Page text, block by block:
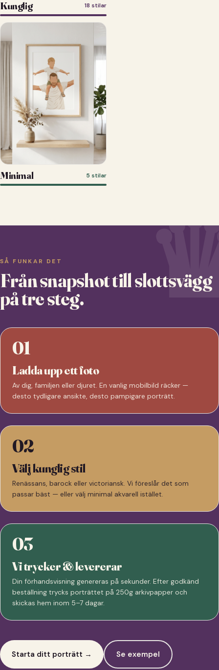
Kunglig 18 stilar
Minimal 5 stilar
SÅ FUNKAR DET
Från snapshot till slottsvägg
på tre steg.
01
Ladda upp ett foto
Av dig, familjen eller djuret. En vanlig mobilbild räcker —
desto tydligare ansikte, desto pampigare porträtt.
02
Välj kunglig stil
Renässans, barock eller victoriansk. Vi föreslår det som
passar bäst — eller välj minimal akvarell istället.
03
Vi trycker & levererar
Din förhandsvisning genereras på sekunder. Efter godkänd
beställning trycks porträttet på 250g arkivpapper och
skickas hem inom 5–7 dagar.
Starta ditt porträtt → Se exempel